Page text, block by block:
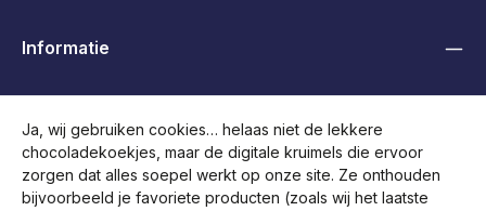
Informatie
Volg ons
Ja, wij gebruiken cookies… helaas niet de lekkere
chocoladekoekjes, maar de digitale kruimels die ervoor
zorgen dat alles soepel werkt op onze site. Ze onthouden
bijvoorbeeld je favoriete producten (zoals wij het laatste